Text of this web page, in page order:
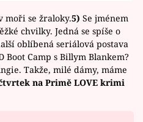
moři se žraloky.5) Se jménem
chvilky. Jedná se spíše o
oblíbená seriálová postava
Boot Camp s Billym Blankem?
Takže, milé dámy, máme
na Primě LOVE krimi